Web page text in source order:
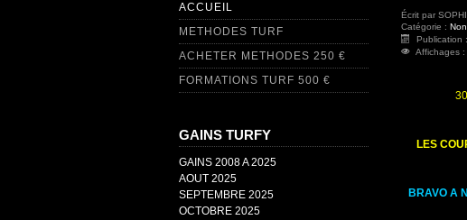
ACCUEIL
METHODES TURF
ACHETER METHODES 250 €
FORMATIONS TURF 500 €
GAINS TURFY
GAINS 2008 A 2025
AOUT 2025
SEPTEMBRE 2025
OCTOBRE 2025
Écrit par
Catégorie :
Publication
Affichages :
LES
BRAVO A